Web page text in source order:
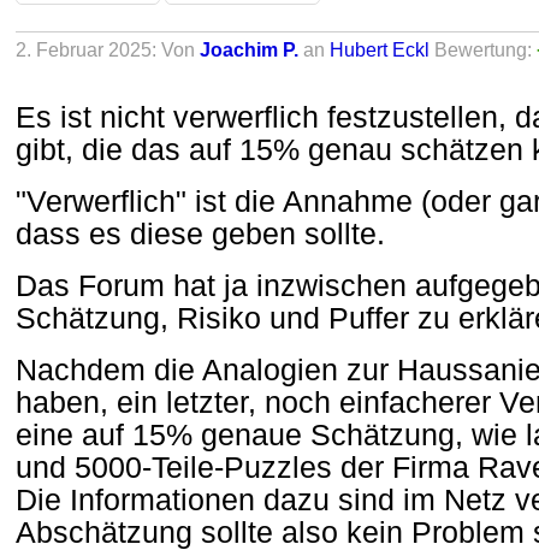
2. Februar 2025: Von Joachim P. an Hubert Eckl Bewertung:
Es ist nicht verwerflich festzustellen,
gibt, die das auf 15% genau schätzen
"Verwerflich" ist die Annahme (oder
dass es diese geben sollte.
Das Forum hat ja inzwischen
Schätzung, Risiko und Puffer zu
Nachdem die Analogien zur
haben, ein letzter, noch einfacherer
eine auf 15% genaue Schätzung, wie
und 5000-Teile-Puzzles der Firma
Die Informationen dazu sind im Netz
Abschätzung sollte also kein Problem